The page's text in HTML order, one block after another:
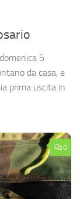
5
da casa, e
prima uscita in
0